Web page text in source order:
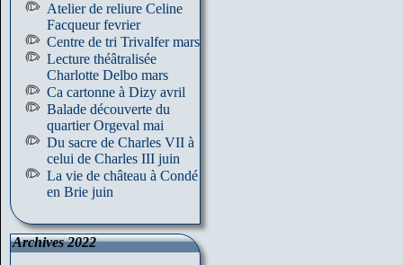
Atelier de reliure Celine
Facqueur fevrier
Centre de tri Trivalfer mars
Lecture théâtralisée
Charlotte Delbo mars
Ca cartonne à Dizy avril
Balade découverte du
quartier Orgeval mai
Du sacre de Charles VII à
celui de Charles III juin
La vie de château à Condé
en Brie juin
Archives 2022